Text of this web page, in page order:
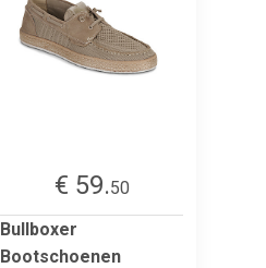
€ 59.50
Bullboxer
Bootschoenen